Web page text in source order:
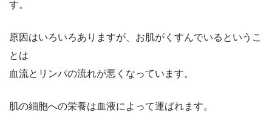
す。
原因はいろいろありますが、お肌がくすんでいるというこ
とは
血流とリンパの流れが悪くなっています。
肌の細胞への栄養は血液によって運ばれます。